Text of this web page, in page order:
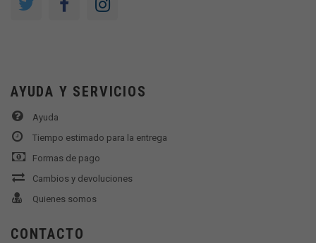
AYUDA Y SERVICIOS
Ayuda
Tiempo estimado para la entrega
Formas de pago
Cambios y devoluciones
Quienes somos
CONTACTO